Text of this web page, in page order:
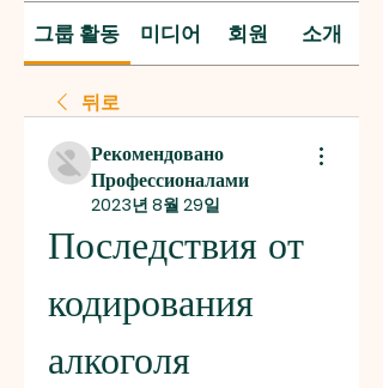
그룹 활동 미디어 회원 소개
뒤로
Рекомендовано
Профессионалами
2023년 8월 29일
Последствия от
кодирования
алкоголя